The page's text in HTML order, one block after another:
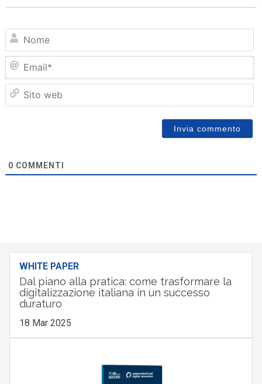
0 COMMENTI
WHITE PAPER
Dal piano alla pratica: come trasformare la
digitalizzazione italiana in un successo
duraturo
18 Mar 2025